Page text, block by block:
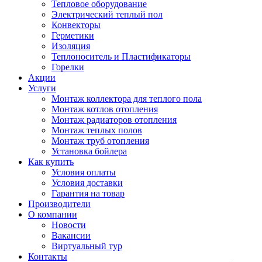
Тепловое оборудование
Электрический теплый пол
Конвекторы
Герметики
Изоляция
Теплоноситель и Пластификаторы
Горелки
Акции
Услуги
Монтаж коллектора для теплого пола
Монтаж котлов отопления
Монтаж радиаторов отопления
Монтаж теплых полов
Монтаж труб отопления
Установка бойлера
Как купить
Условия оплаты
Условия доставки
Гарантия на товар
Производители
О компании
Новости
Вакансии
Виртуальный тур
Контакты